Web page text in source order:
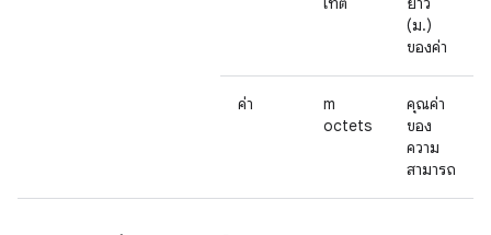
(ม.)
ของค่า
ค่า
m
octets
คุณค่า
ของ
ความ
สามารถ